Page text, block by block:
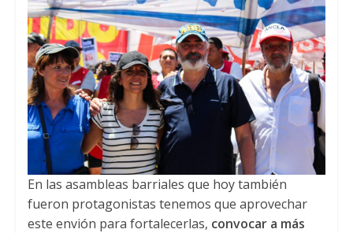
En las asambleas barriales que hoy también
fueron protagonistas tenemos que aprovechar
este envión para fortalecerlas, convocar a más